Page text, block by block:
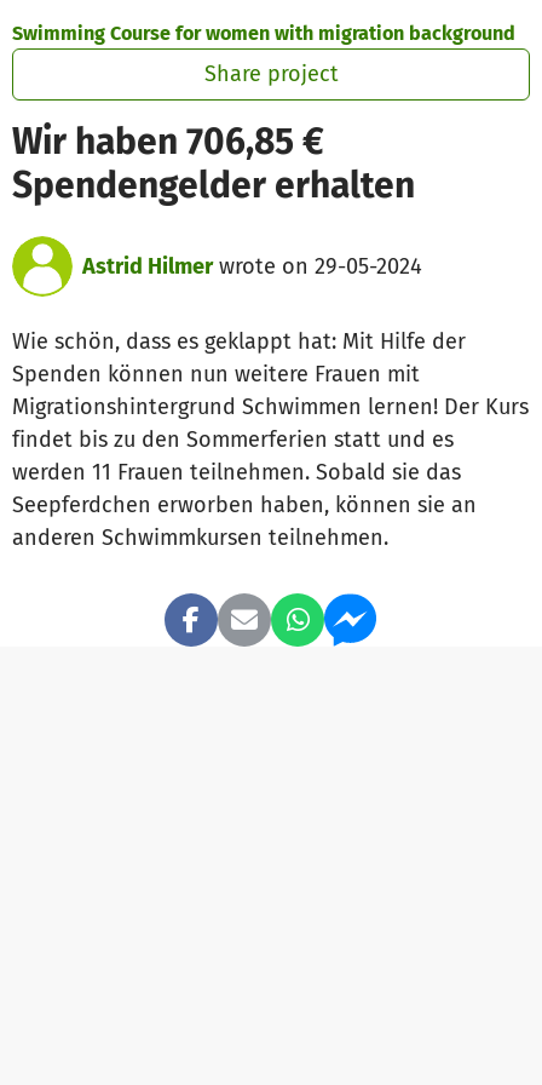
Swimming Course for women with migration background
Share project
Wir haben 706,85 €
Spendengelder erhalten
Astrid Hilmerwrote on 29-05-2024
Wie schön, dass es geklappt hat: Mit Hilfe der
Spenden können nun weitere Frauen mit
Migrationshintergrund Schwimmen lernen! Der Kurs
findet bis zu den Sommerferien statt und es
werden 11 Frauen teilnehmen. Sobald sie das
Seepferdchen erworben haben, können sie an
anderen Schwimmkursen teilnehmen.